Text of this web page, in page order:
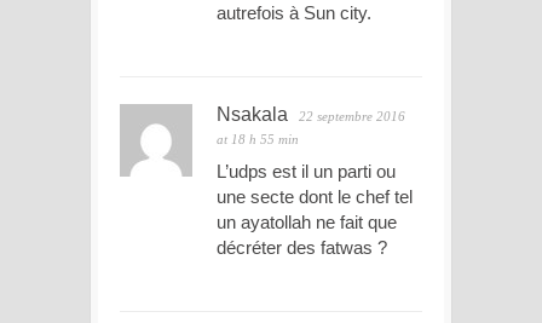
autrefois à Sun city.
Nsakala
22 septembre 2016
at 18 h 55 min
L’udps est il un parti ou
une secte dont le chef tel
un ayatollah ne fait que
décréter des fatwas ?